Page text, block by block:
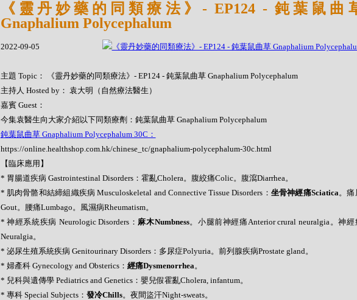
《靈丹妙藥的同類療法》- EP124 - 鈍葉鼠曲
Gnaphalium Polycephalum
2022-09-05
主題 Topic： 《靈丹妙藥的同類療法》- EP124 - 鈍葉鼠曲草 Gnaphalium Polycephalum
主持人 Hosted by： 袁大明（自然療法醫生）
嘉賓 Guest：
今集袁醫生向大家介紹以下同類療劑：鈍葉鼠曲草 Gnaphalium Polycephalum
鈍葉鼠曲草 Gnaphalium Polycephalum 30C：
https://online.healthshop.com.hk/chinese_tc/gnaphalium-polycephalum-30c.html
【臨床應用】
* 胃腸道疾病 Gastrointestinal Disorders：霍亂Cholera。腹絞痛Colic。腹瀉Diarrhea。
* 肌肉骨骼和結締組織疾病 Musculoskeletal and Connective Tissue Disorders： 坐骨神經痛Sciatica。痛
Gout。腰痛Lumbago。風濕病Rheumatism。
* 神經系統疾病 Neurologic Disorders： 麻木Numbness。小腿前神經痛Anterior crural neuralgia。神經
Neuralgia。
* 泌尿生殖系統疾病 Genitourinary Disorders：多尿症Polyuria。前列腺疾病Prostate gland。
* 婦產科 Gynecology and Obsterics： 經痛Dysmenorrhea。
* 兒科與遺傳學 Pediatrics and Genetics：嬰兒假霍亂Cholera, infantum。
* 專科 Special Subjects： 發冷Chills。夜間盜汗Night-sweats。